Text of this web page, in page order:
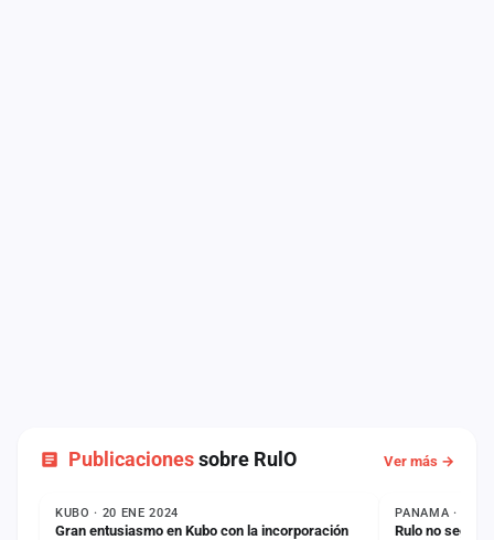
Publicacionessobre RulO Ver más →
NOTICIA
KUBO · 20 ENE 2024
Gran entusiasmo en Kubo con la incorporación
COMUNICADO
PANAMA · 2
Rulo no